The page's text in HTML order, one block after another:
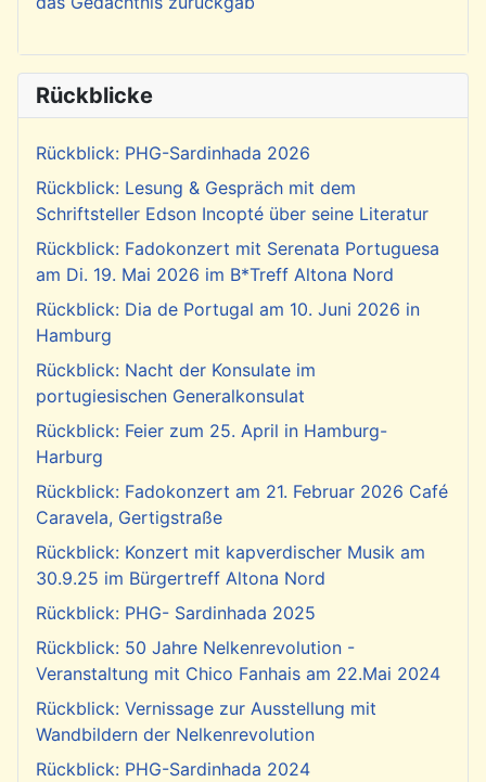
Rückblicke
Rückblick: PHG-Sardinhada 2026
Rückblick: Lesung & Gespräch mit dem
Schriftsteller Edson Incopté über seine Literatur
Rückblick: Fadokonzert mit Serenata Portuguesa
am Di. 19. Mai 2026 im B*Treff Altona Nord
Rückblick: Dia de Portugal am 10. Juni 2026 in
Hamburg
Rückblick: Nacht der Konsulate im
portugiesischen Generalkonsulat
Rückblick: Feier zum 25. April in Hamburg-
Harburg
Rückblick: Fadokonzert am 21. Februar 2026 Café
Caravela, Gertigstraße
Rückblick: Konzert mit kapverdischer Musik am
30.9.25 im Bürgertreff Altona Nord
Rückblick: PHG- Sardinhada 2025
Rückblick: 50 Jahre Nelkenrevolution -
Veranstaltung mit Chico Fanhais am 22.Mai 2024
Rückblick: Vernissage zur Ausstellung mit
Wandbildern der Nelkenrevolution
Rückblick: PHG-Sardinhada 2024